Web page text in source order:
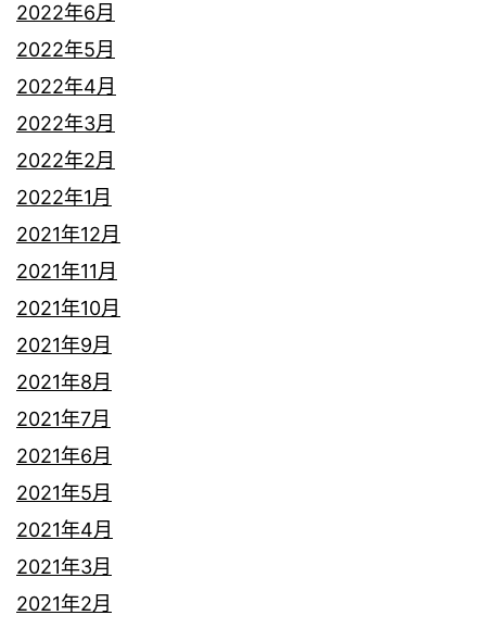
2022年6月
2022年5月
2022年4月
2022年3月
2022年2月
2022年1月
2021年12月
2021年11月
2021年10月
2021年9月
2021年8月
2021年7月
2021年6月
2021年5月
2021年4月
2021年3月
2021年2月